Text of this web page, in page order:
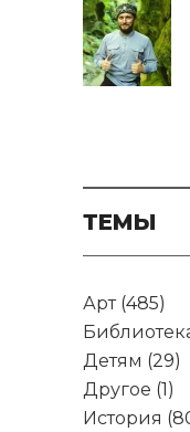
ТЕМЫ
Арт(485)
Детям (29)
Другое (1)
История